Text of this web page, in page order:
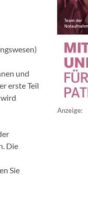
und
erste Teil
Die
Sie
Anzeige: